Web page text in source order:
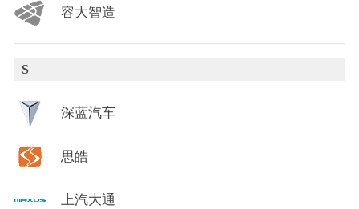
容大智造
S
深蓝汽车
思皓
上汽大通